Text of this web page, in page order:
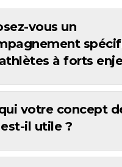
vous un
à forts
votre concept
il utile ?